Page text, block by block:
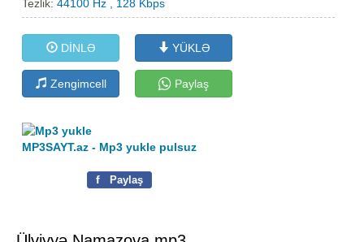
Tezlik:44100 Hz , 128 Kbps
DİNLƏ YÜKLƏ
Zengimcell Paylaş
MP3SAYT.az - Mp3 yukle pulsuz
f Paylaş